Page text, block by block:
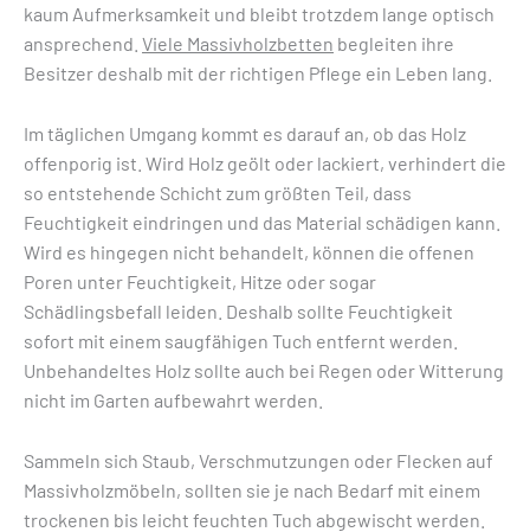
kaum Aufmerksamkeit und bleibt trotzdem lange optisch
ansprechend. Viele Massivholzbetten begleiten ihre
Besitzer deshalb mit der richtigen Pflege ein Leben lang.
Im täglichen Umgang kommt es darauf an, ob das Holz
offenporig ist. Wird Holz geölt oder lackiert, verhindert die
so entstehende Schicht zum größten Teil, dass
Feuchtigkeit eindringen und das Material schädigen kann.
Wird es hingegen nicht behandelt, können die offenen
Poren unter Feuchtigkeit, Hitze oder sogar
Schädlingsbefall leiden. Deshalb sollte Feuchtigkeit
sofort mit einem saugfähigen Tuch entfernt werden.
Unbehandeltes Holz sollte auch bei Regen oder Witterung
nicht im Garten aufbewahrt werden.
Sammeln sich Staub, Verschmutzungen oder Flecken auf
Massivholzmöbeln, sollten sie je nach Bedarf mit einem
trockenen bis leicht feuchten Tuch abgewischt werden.